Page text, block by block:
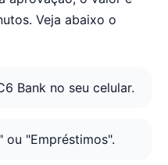
Veja abaixo o
Bank no seu celular.
ou "Empréstimos".